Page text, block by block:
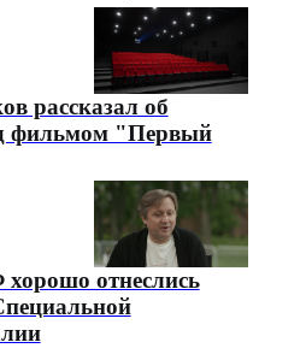
рассказал об
фильмом "Первый
отнеслись